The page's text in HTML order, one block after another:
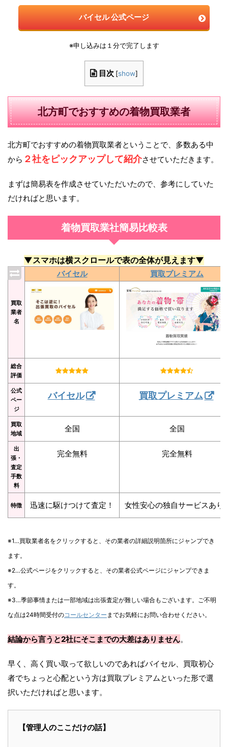
バイセル 公式ページ
※申し込みは１分で完了します
目次 [show]
北方町でおすすめの着物買取業者
北方町でおすすめの着物買取業者ということで、多数ある中
から ２社をピックアップして紹介させていただきます。
まずは簡易表を作成させていただいたので、参考にしていた
だければと思います。
着物買取業社簡易比較表
▼スマホは横スクロールで表の全体が見えます▼
買取
業者
名
バイセル 買取プレミアム
総合
評価
公式
ペー
ジ
バイセル 買取プレミアム
買取
地域
全国 全国
出
張・
査定
手数
料
完全無料 完全無料
特徴 迅速に駆けつけて査定！ 女性安心の独自サービスあり
※1…買取業者名をクリックすると、その業者の詳細説明箇所にジャンプでき
ます。
※2…公式ページをクリックすると、その業者公式ページにジャンプできま
す。
※3…季節事情または一部地域は出張査定が難しい場合もございます。ご不明
な点は24時間受付のコールセンター までお気軽にお問い合わせください。
結論から言うと2社にそこまでの大差はありません。
早く、高く買い取って欲しいのであればバイセル、買取初心
者でちょっと心配という方は買取プレミアムといった形で選
択いただければと思います。
【管理人のここだけの話】